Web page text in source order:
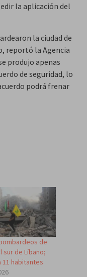
la aplicación del
la ciudad de
reportó la Agencia
produjo apenas
de seguridad, lo
podrá frenar
de
sur de Líbano;
11 habitantes